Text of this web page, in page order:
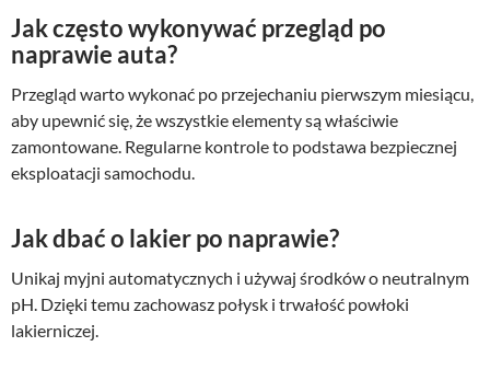
Jak często wykonywać przegląd po
naprawie auta?
Przegląd warto wykonać po przejechaniu pierwszym miesiącu,
aby upewnić się, że wszystkie elementy są właściwie
zamontowane. Regularne kontrole to podstawa bezpiecznej
eksploatacji samochodu.
Jak dbać o lakier po naprawie?
Unikaj myjni automatycznych i używaj środków o neutralnym
pH. Dzięki temu zachowasz połysk i trwałość powłoki
lakierniczej.